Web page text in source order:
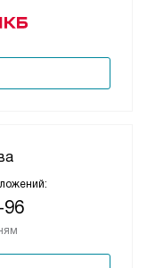
96